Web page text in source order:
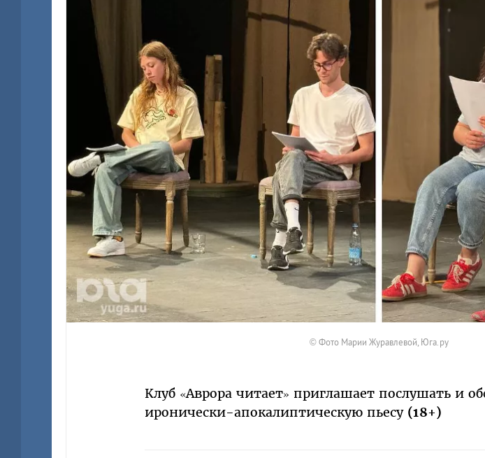
© Фото Марии Журавлевой, Юга.ру
Клуб «Аврора читает» приглашает послушать и
иронически-апокалиптическую пьесу (18+)